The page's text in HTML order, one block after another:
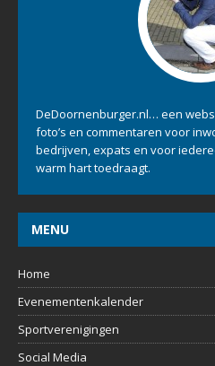
DeDoornenburger.nl… een
foto’s en commentaren voor
bedrijven, expats en voor
warm hart toedraagt.
MENU
Home
Evenementenkalender
Sportverenigingen
Social Media